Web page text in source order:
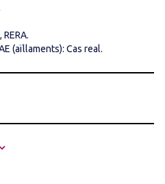
(aïllaments): Cas real.